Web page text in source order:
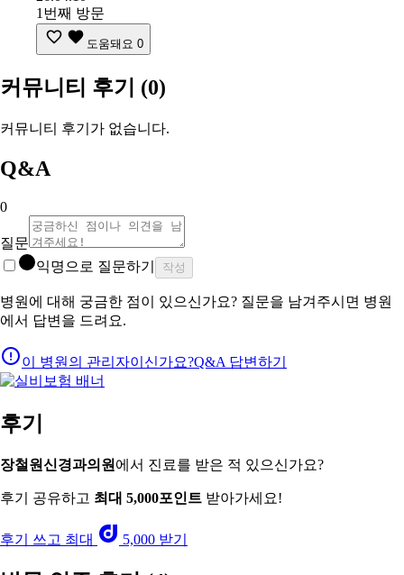
1번째 방문
도움돼요 0
커뮤니티 후기 (0)
커뮤니티 후기가 없습니다.
Q&A
0
질문
익명으로 질문하기
작성
병원에 대해 궁금한 점이 있으신가요? 질문을 남겨주시면 병원
에서 답변을 드려요.
이 병원의 관리자이신가요?Q&A 답변하기
후기
장철원신경과의원 에서 진료를 받은 적 있으신가요?
후기 공유하고 최대 5,000포인트 받아가세요!
후기 쓰고 최대 5,000 받기